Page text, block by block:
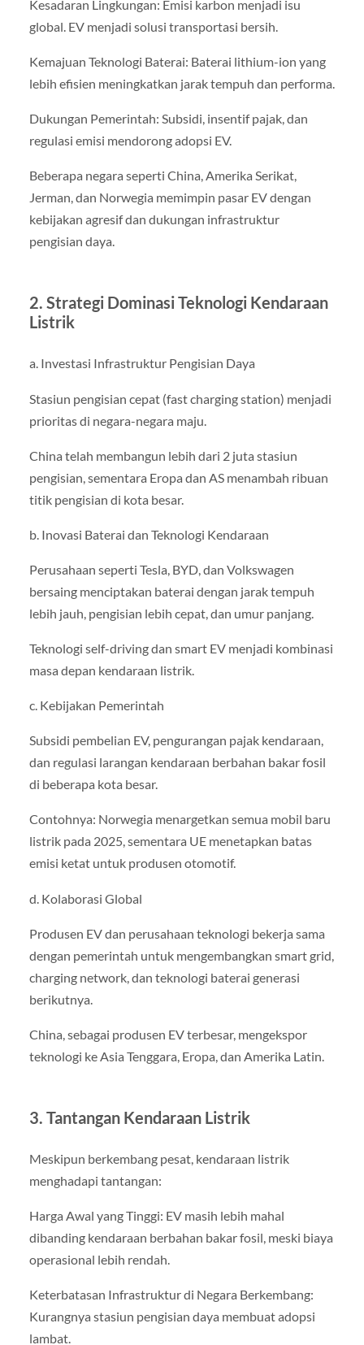
Kesadaran Lingkungan: Emisi karbon menjadi isu
global. EV menjadi solusi transportasi bersih.
Kemajuan Teknologi Baterai: Baterai lithium-ion yang
lebih efisien meningkatkan jarak tempuh dan performa.
Dukungan Pemerintah: Subsidi, insentif pajak, dan
regulasi emisi mendorong adopsi EV.
Beberapa negara seperti China, Amerika Serikat,
Jerman, dan Norwegia memimpin pasar EV dengan
kebijakan agresif dan dukungan infrastruktur
pengisian daya.
2. Strategi Dominasi Teknologi Kendaraan
Listrik
a. Investasi Infrastruktur Pengisian Daya
Stasiun pengisian cepat (fast charging station) menjadi
prioritas di negara-negara maju.
China telah membangun lebih dari 2 juta stasiun
pengisian, sementara Eropa dan AS menambah ribuan
titik pengisian di kota besar.
b. Inovasi Baterai dan Teknologi Kendaraan
Perusahaan seperti Tesla, BYD, dan Volkswagen
bersaing menciptakan baterai dengan jarak tempuh
lebih jauh, pengisian lebih cepat, dan umur panjang.
Teknologi self-driving dan smart EV menjadi kombinasi
masa depan kendaraan listrik.
c. Kebijakan Pemerintah
Subsidi pembelian EV, pengurangan pajak kendaraan,
dan regulasi larangan kendaraan berbahan bakar fosil
di beberapa kota besar.
Contohnya: Norwegia menargetkan semua mobil baru
listrik pada 2025, sementara UE menetapkan batas
emisi ketat untuk produsen otomotif.
d. Kolaborasi Global
Produsen EV dan perusahaan teknologi bekerja sama
dengan pemerintah untuk mengembangkan smart grid,
charging network, dan teknologi baterai generasi
berikutnya.
China, sebagai produsen EV terbesar, mengekspor
teknologi ke Asia Tenggara, Eropa, dan Amerika Latin.
3. Tantangan Kendaraan Listrik
Meskipun berkembang pesat, kendaraan listrik
menghadapi tantangan:
Harga Awal yang Tinggi: EV masih lebih mahal
dibanding kendaraan berbahan bakar fosil, meski biaya
operasional lebih rendah.
Keterbatasan Infrastruktur di Negara Berkembang:
Kurangnya stasiun pengisian daya membuat adopsi
lambat.